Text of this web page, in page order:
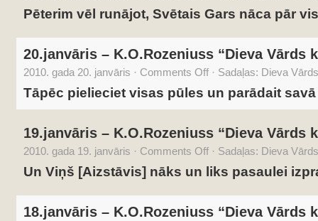
Pēterim vēl runājot, Svētais Gars nāca pār
20.janvāris – K.O.Rozeniuss “Dieva Vārds
2010. gada 20. janvāris · Comments Off · Sadaļas: Dieva
Tāpēc pielieciet visas pūles un parādait
19.janvāris – K.O.Rozeniuss “Dieva Vārds
2010. gada 19. janvāris · Comments Off · Sadaļas: Dieva
Un Viņš [Aizstāvis] nāks un liks pasaulei
18.janvāris – K.O.Rozeniuss “Dieva Vārds